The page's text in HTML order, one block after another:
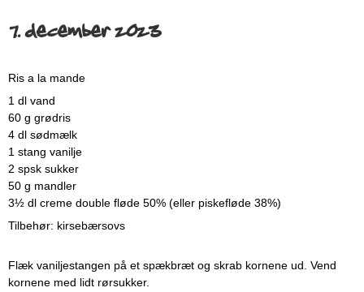
7. december 2023
Ris a la mande
1 dl vand
60 g grødris
4 dl sødmælk
1 stang vanilje
2 spsk sukker
50 g mandler
3½ dl creme double fløde 50% (eller piskefløde 38%)
Tilbehør: kirsebærsovs
Flæk vaniljestangen på et spækbræt og skrab kornene ud. Vend
kornene med lidt rørsukker.